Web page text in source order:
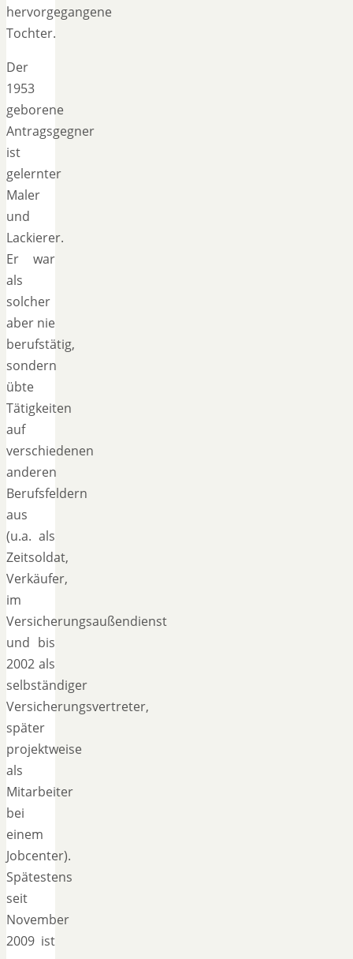
hervorgegangene
Tochter.
Der
1953
geborene
Antragsgegner
ist
gelernter
Maler
und
Lackierer.
Er war
als
solcher
aber nie
berufstätig,
sondern
übte
Tätigkeiten
auf
verschiedenen
anderen
Berufsfeldern
aus
(u.a. als
Zeitsoldat,
Verkäufer,
im
Versicherungsaußendienst
und bis
2002 als
selbständiger
Versicherungsvertreter,
später
projektweise
als
Mitarbeiter
bei
einem
Jobcenter).
Spätestens
seit
November
2009 ist